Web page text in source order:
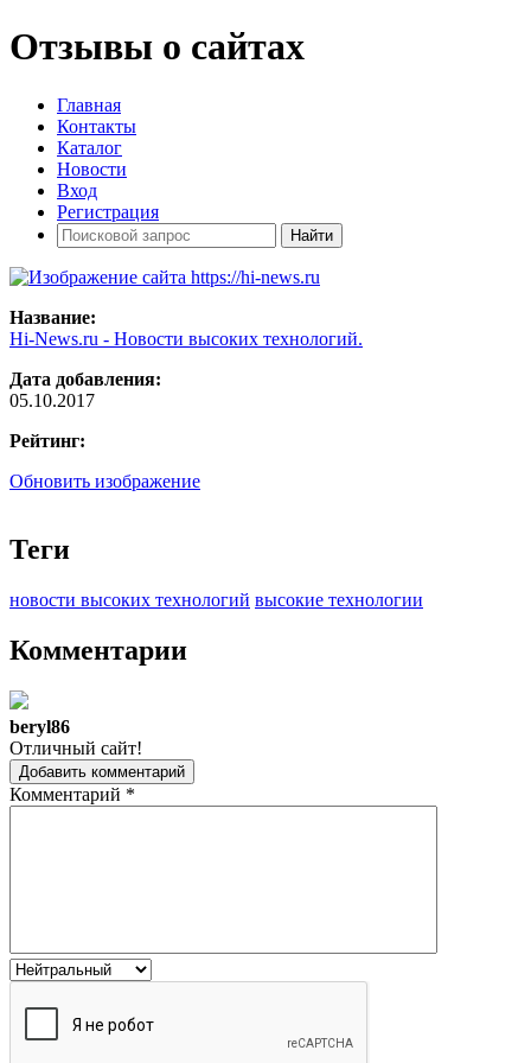
Отзывы о сайтах
Главная
Контакты
Каталог
Новости
Вход
Регистрация
Название:
Hi-News.ru - Новости высоких технологий.
Дата добавления:
05.10.2017
Рейтинг:
Обновить изображение
Теги
новости высоких технологий высокие технологии
Комментарии
beryl86
Отличный сайт!
Добавить комментарий
Комментарий *